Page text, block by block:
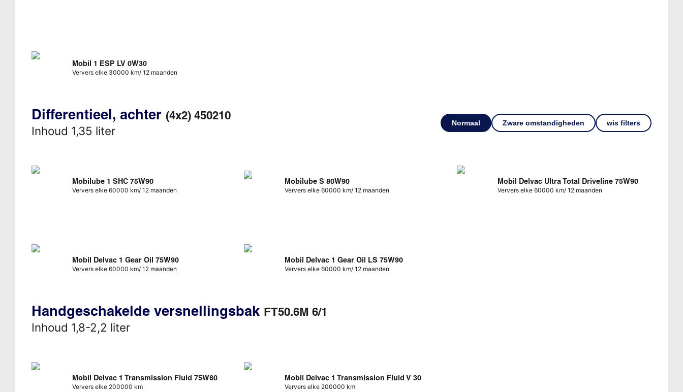
Mobil 1 ESP LV 0W30
Ververs elke 30000 km/ 12 maanden
Differentieel, achter (4x2) 450210
Inhoud 1,35 liter
Normaal Zware omstandigheden wis filters
Mobilube 1 SHC 75W90
Ververs elke 60000 km/ 12 maanden
Mobilube S 80W90
Ververs elke 60000 km/ 12 maanden
Mobil Delvac Ultra Total Driveline 75W90
Ververs elke 60000 km/ 12 maanden
Mobil Delvac 1 Gear Oil 75W90
Ververs elke 60000 km/ 12 maanden
Mobil Delvac 1 Gear Oil LS 75W90
Ververs elke 60000 km/ 12 maanden
Handgeschakelde versnellingsbak FT50.6M 6/1
Inhoud 1,8-2,2 liter
Mobil Delvac 1 Transmission Fluid 75W80
Ververs elke 200000 km
Mobil Delvac 1 Transmission Fluid V 30
Ververs elke 200000 km